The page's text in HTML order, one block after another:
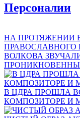
Персоналии
НА ПРОТЯЖЕНИИ
ПРАВОСЛАВНОГО
ВОЛКОВА
В ЦДРА ПРОШЛА
КОМПОЗИТОРЕ И